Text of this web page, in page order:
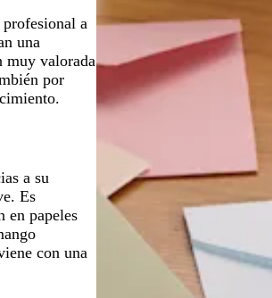
profesional a
una
muy valorada
por
a su
Es
en papeles
con una